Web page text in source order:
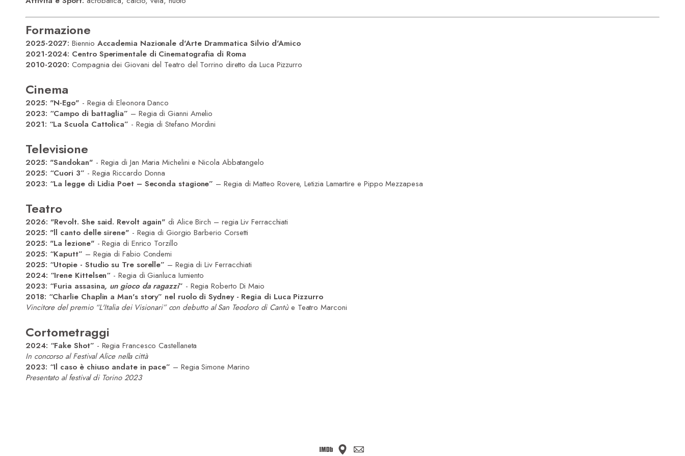
Formazione
2025-2027: Biennio Accademia Nazionale d'Arte Drammatica Silvio d'Amico
2021-2024: Centro Sperimentale di Cinematografia di Roma
2010-2020: Compagnia dei Giovani del Teatro del Torrino diretto da Luca Pizzurro
Cinema
2025: "N-Ego" - Regia di Eleonora Danco
2023: “Campo di battaglia” – Regia di Gianni Amelio
2021: “La Scuola Cattolica” - Regia di Stefano Mordini
Televisione
2025: "Sandokan" - Regia di Jan Maria Michelini e Nicola Abbatangelo
2025: “Cuori 3” - Regia Riccardo Donna
2023: “La legge di Lidia Poet – Seconda stagione” – Regia di Matteo Rovere, Letizia Lamartire e Pippo Mezzapesa
Teatro
2026: "Revolt. She said. Revolt again" di Alice Birch – regia Liv Ferracchiati
2025: "ll canto delle sirene" - Regia di Giorgio Barberio Corsetti
2025: "La lezione" - Regia di Enrico Torzillo
2025: “Kaputt” – Regia di Fabio Condemi
2025: “Utopie - Studio su Tre sorelle” – Regia di Liv Ferracchiati
2024: “Irene Kittelsen“ - Regia di Gianluca Iumiento
2023: “Furia assasina, un gioco da ragazzi” - Regia Roberto Di Maio
2018: “Charlie Chaplin a Man's story” nel ruolo di Sydney - Regia di Luca Pizzurro
Vincitore del premio “L'Italia dei Visionari” con debutto al San Teodoro di Cantùe Teatro Marconi
Cortometraggi
2024: “Fake Shot” - Regia Francesco Castellaneta
In concorso al Festival Alice nella città
2023: “Il caso è chiuso andate in pace” – Regia Simone Marino
Presentato al festival diTorino 2023